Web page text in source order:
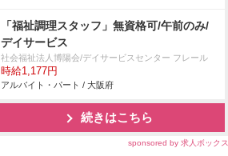
「福祉調理スタッフ」無資格可/午前のみ/
デイサービス
社会福祉法人博陽会/デイサービスセンター フレール
時給1,177円
アルバイト・パート / 大阪府
続きはこちら
sponsored by 求人ボックス